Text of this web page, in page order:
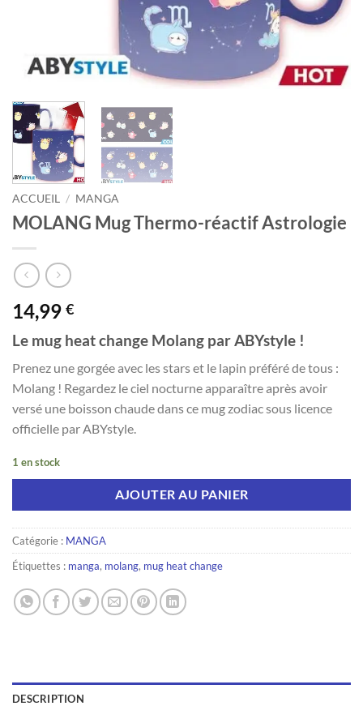
ACCUEIL / MANGA
MOLANG Mug Thermo-réactif Astrologie
14,99 €
Le mug heat change Molang par ABYstyle !
Prenez une gorgée avec les stars et le lapin préféré de tous :
Molang ! Regardez le ciel nocturne apparaître après avoir
versé une boisson chaude dans ce mug zodiac sous licence
officielle par ABYstyle.
1 en stock
AJOUTER AU PANIER
Catégorie : MANGA
Étiquettes : manga, molang, mug heat change
DESCRIPTION